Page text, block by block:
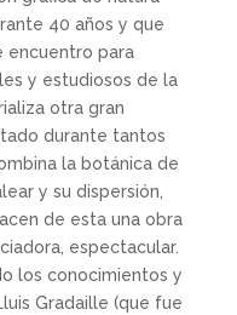
40 años y que
encuentro para
y estudiosos de la
otra gran
durante tantos
la botánica de
y su dispersión,
de esta una obra
espectacular.
los conocimientos y
Gradaille (que fue